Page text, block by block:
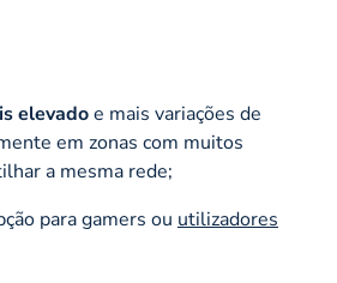
elevadoe mais variações de
em zonas com muitos
a mesma rede;
para gamers ou utilizadores